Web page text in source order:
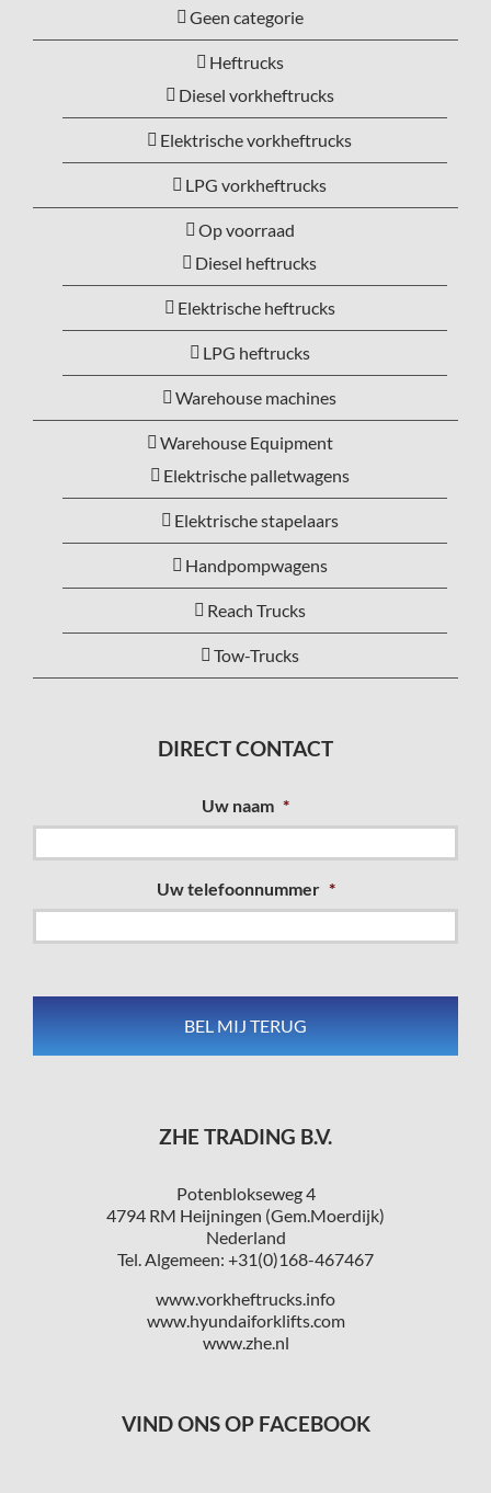
Geen categorie
Heftrucks
Diesel vorkheftrucks
Elektrische vorkheftrucks
LPG vorkheftrucks
Op voorraad
Diesel heftrucks
Elektrische heftrucks
LPG heftrucks
Warehouse machines
Warehouse Equipment
Elektrische palletwagens
Elektrische stapelaars
Handpompwagens
Reach Trucks
Tow-Trucks
DIRECT CONTACT
Uw naam *
Uw telefoonnummer *
ZHE TRADING B.V.
Potenblokseweg 4
4794 RM Heijningen (Gem.Moerdijk)
Nederland
Tel. Algemeen: +31(0)168-467467
www.vorkheftrucks.info
www.hyundaiforklifts.com
www.zhe.nl
VIND ONS OP FACEBOOK